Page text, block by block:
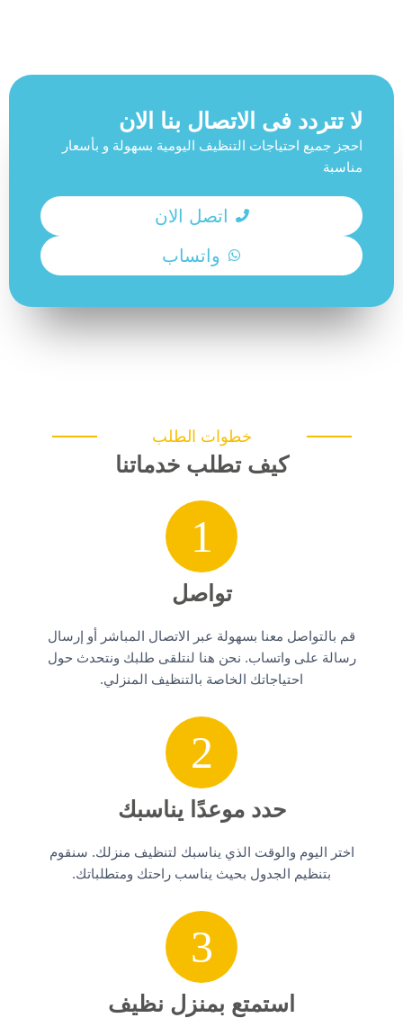
اتصل الان
واتساب
لا تتردد فى الاتصال بنا الان
احجز جميع احتياجات التنظيف اليومية بسهولة و بأسعار
مناسبة
خطوات الطلب
كيف تطلب خدماتنا
1
تواصل
قم بالتواصل معنا بسهولة عبر الاتصال المباشر أو إرسال
رسالة على واتساب. نحن هنا لنتلقى طلبك ونتحدث حول
احتياجاتك الخاصة بالتنظيف المنزلي.
2
حدد موعدًا يناسبك
اختر اليوم والوقت الذي يناسبك لتنظيف منزلك. سنقوم
بتنظيم الجدول بحيث يناسب راحتك ومتطلباتك.
3
استمتع بمنزل نظيف